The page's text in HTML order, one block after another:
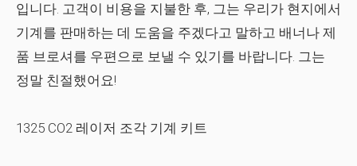
입니다. 고객이 비용을 지불한 후, 그는 우리가 현지에서
기계를 판매하는 데 도움을 주겠다고 말하고 배너나 제
품 브로셔를 우편으로 보낼 수 있기를 바랍니다. 그는
정말 친절했어요!
1325 CO2 레이저 조각 기계 키트